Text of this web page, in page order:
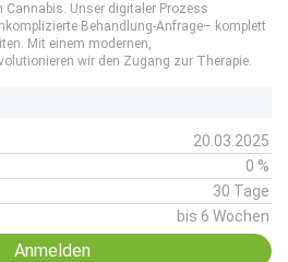
Unser digitaler Prozess
Behandlung-Anfrage– komplett
Mit einem modernen,
wir den Zugang zur Therapie.
20.03.2025
0 %
30 Tage
bis 6 Wochen
Anmelden